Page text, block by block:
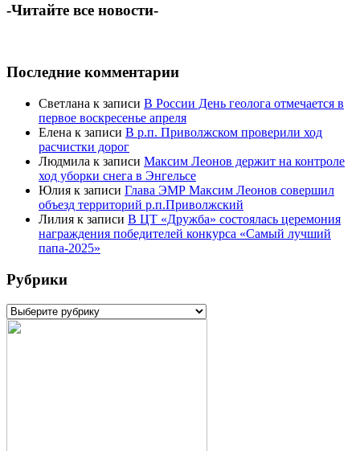
-Читайте все новости-
Последние комментарии
Светлана к записи В России День геолога отмечается в
первое воскресенье апреля
Елена к записи В р.п. Приволжском проверили ход
расчистки дорог
Людмила к записи Максим Леонов держит на контроле
ход уборки снега в Энгельсе
Юлия к записи Глава ЭМР Максим Леонов совершил
объезд территорий р.п.Приволжский
Лилия к записи В ЦТ «Дружба» состоялась церемония
награждения победителей конкурса «Самый лучший
папа-2025»
Рубрики
Рубрики